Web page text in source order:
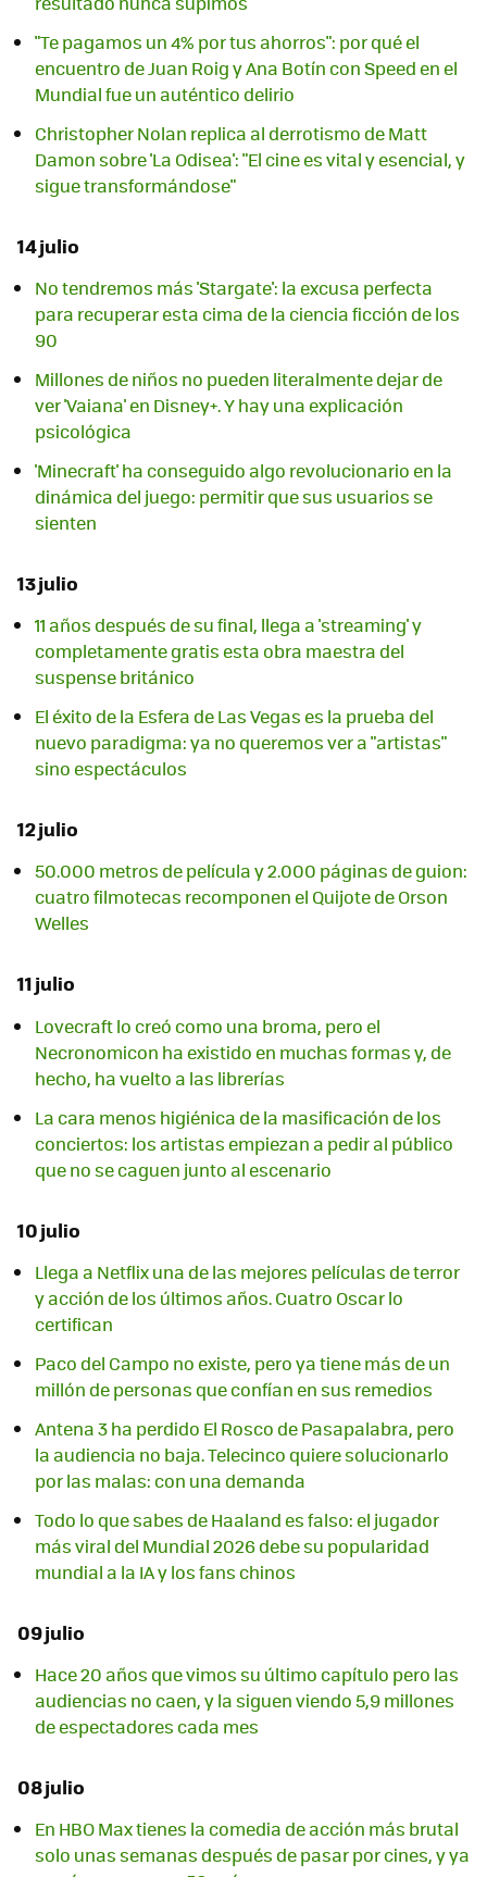
"Te pagamos un 4% por tus ahorros": por qué el
encuentro de Juan Roig y Ana Botín con Speed en el
Mundial fue un auténtico delirio
Christopher Nolan replica al derrotismo de Matt
Damon sobre 'La Odisea': "El cine es vital y esencial, y
sigue transformándose"
14 julio
No tendremos más 'Stargate': la excusa perfecta
para recuperar esta cima de la ciencia ficción de los
90
Millones de niños no pueden literalmente dejar de
ver 'Vaiana' en Disney+. Y hay una explicación
psicológica
'Minecraft' ha conseguido algo revolucionario en la
dinámica del juego: permitir que sus usuarios se
sienten
13 julio
11 años después de su final, llega a 'streaming' y
completamente gratis esta obra maestra del
suspense británico
El éxito de la Esfera de Las Vegas es la prueba del
nuevo paradigma: ya no queremos ver a "artistas"
sino espectáculos
12 julio
50.000 metros de película y 2.000 páginas de guion:
cuatro filmotecas recomponen el Quijote de Orson
Welles
11 julio
Lovecraft lo creó como una broma, pero el
Necronomicon ha existido en muchas formas y, de
hecho, ha vuelto a las librerías
La cara menos higiénica de la masificación de los
conciertos: los artistas empiezan a pedir al público
que no se caguen junto al escenario
10 julio
Llega a Netflix una de las mejores películas de terror
y acción de los últimos años. Cuatro Oscar lo
certifican
Paco del Campo no existe, pero ya tiene más de un
millón de personas que confían en sus remedios
Antena 3 ha perdido El Rosco de Pasapalabra, pero
la audiencia no baja. Telecinco quiere solucionarlo
por las malas: con una demanda
Todo lo que sabes de Haaland es falso: el jugador
más viral del Mundial 2026 debe su popularidad
mundial a la IA y los fans chinos
09 julio
Hace 20 años que vimos su último capítulo pero las
audiencias no caen, y la siguen viendo 5,9 millones
de espectadores cada mes
08 julio
En HBO Max tienes la comedia de acción más brutal
solo unas semanas después de pasar por cines, y ya